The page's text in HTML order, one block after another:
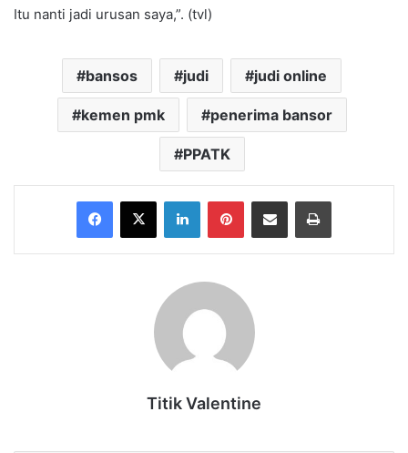
Itu nanti jadi urusan saya,”. (tvl)
bansos judi judi online
kemen pmk penerima bansor
PPATK
Facebook
X LinkedInPinterestShare via Email Print
Titik Valentine